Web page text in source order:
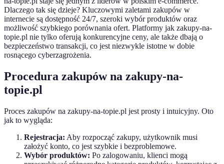
Dlaczego tak się dzieje? Kluczowymi zaletami zakupów w
internecie są dostępność 24/7, szeroki wybór produktów oraz
możliwość szybkiego porównania ofert. Platformy jak zakupy-na-
topie.pl nie tylko oferują konkurencyjne ceny, ale także dbają o
bezpieczeństwo transakcji, co jest niezwykle istotne w dobie
rosnącego cyberzagrożenia.
Procedura zakupów na zakupy-na-
topie.pl
Proces zakupów na zakupy-na-topie.pl jest prosty i intuicyjny. Oto
jak to wygląda:
Rejestracja: Aby rozpocząć zakupy, użytkownik musi
założyć konto, co jest szybkie i bezproblemowe.
Wybór produktów: Po zalogowaniu, klienci mogą